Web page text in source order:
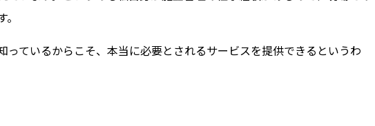
ているからこそ、本当に必要とされるサービスを提供できるというわ